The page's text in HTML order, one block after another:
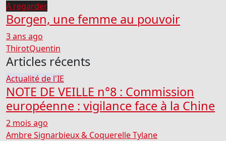
A regarder
Borgen, une femme au pouvoir
3 ans ago
ThirotQuentin
Articles récents
Actualité de l'IE
NOTE DE VEILLE n°8 : Commission
européenne : vigilance face à la Chine
2 mois ago
Ambre Signarbieux & Coquerelle Tylane